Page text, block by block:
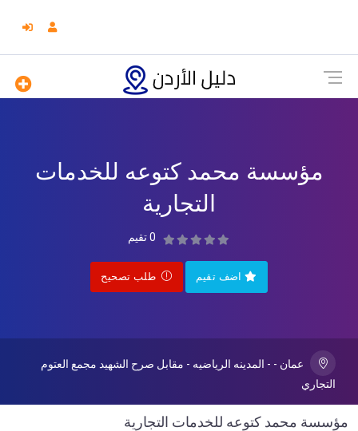
مؤسسة محمد كتوعه للخدمات
التجارية
0 تقيم
اضف تقيم طلب تصحيح
عمان - - المدينه الرياضيه - مقابل صرح الشهيد مجمع العتوم
التجاري
مؤسسة محمد كتوعه للخدمات التجارية